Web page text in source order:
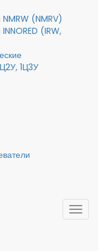
(NMRV)
(IRW,
1Ц3У